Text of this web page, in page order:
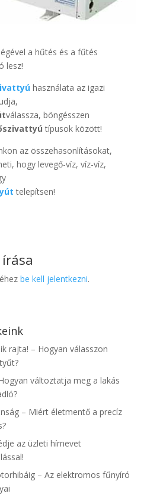
a hűtés és a fűtés
lesz!
használata az igazi
válassza, böngésszen
típusok között!
az összehasonlításokat,
hogy levegő-víz, víz-víz,
telepítsen!
be kell jelentkezni.
rajta! – Hogyan válasszon
változtatja meg a lakás
– Miért életmentő a precíz
az üzleti hírnevet
– Az elektromos fűnyíró